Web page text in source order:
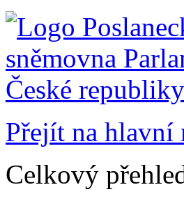
Přejít na hlavní
Celkový